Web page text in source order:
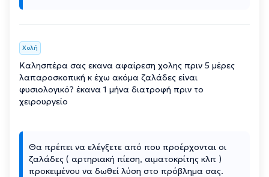
Χολή
Καλησπέρα σας εκανα αφαίρεση χολης πριν 5 μέρες
λαπαροσκοπική κ έχω ακόμα ζαλάδες είναι
φυσιολογικό? έκανα 1 μήνα διατροφή πριν το
χειρουργείο
Θα πρέπει να ελέγξετε από που προέρχονται οι
ζαλάδες ( αρτηριακή πίεση, αιματοκρίτης κλπ )
προκειμένου να δωθεί λύση στο πρόβλημα σας.